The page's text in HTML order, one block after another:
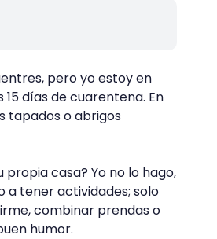
pero yo estoy en
días de cuarentena. En
tapados o abrigos
casa? Yo no lo hago,
a tener actividades; solo
combinar prendas o
humor.